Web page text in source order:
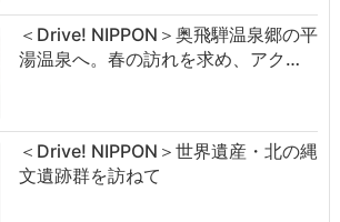
＜Drive! NIPPON＞奥飛騨温泉郷の平
湯温泉へ。春の訪れを求め、アク…
＜Drive! NIPPON＞世界遺産・北の縄
文遺跡群を訪ねて